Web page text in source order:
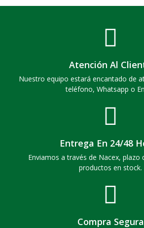
Atención Al
Nuestro equipo estará encantado de
teléfono, Whatsapp o
Entrega En 24/48
Enviamos a través de Nacex, plazo
productos en stock.
Compra Segura